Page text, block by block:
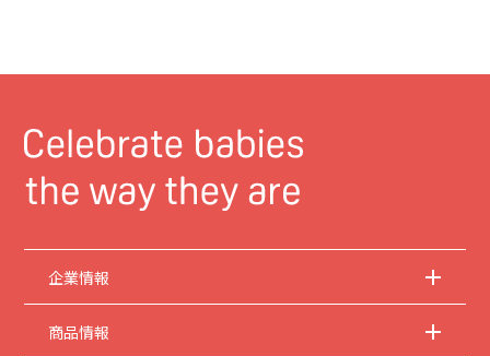
企業情報
商品情報